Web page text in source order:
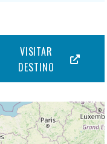
VISITAR
DESTINO